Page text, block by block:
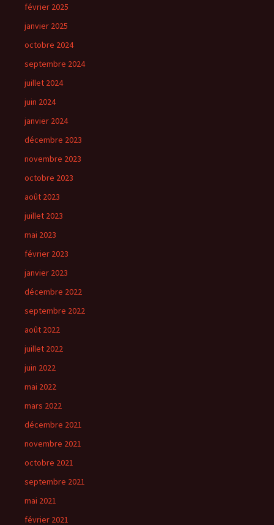
février 2025
janvier 2025
octobre 2024
septembre 2024
juillet 2024
juin 2024
janvier 2024
décembre 2023
novembre 2023
octobre 2023
août 2023
juillet 2023
mai 2023
février 2023
janvier 2023
décembre 2022
septembre 2022
août 2022
juillet 2022
juin 2022
mai 2022
mars 2022
décembre 2021
novembre 2021
octobre 2021
septembre 2021
mai 2021
février 2021